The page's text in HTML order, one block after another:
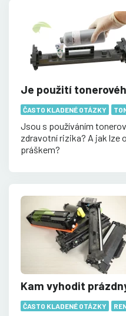
Je použití
ČASTO KLADENÉ OTÁZKY
Jsou s používáním
zdravotní rizika? A jak lze
práškem?
Kam vyhodit
ČASTO KLADENÉ OTÁZKY